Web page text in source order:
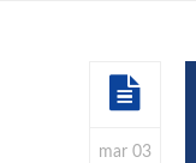
mar 03